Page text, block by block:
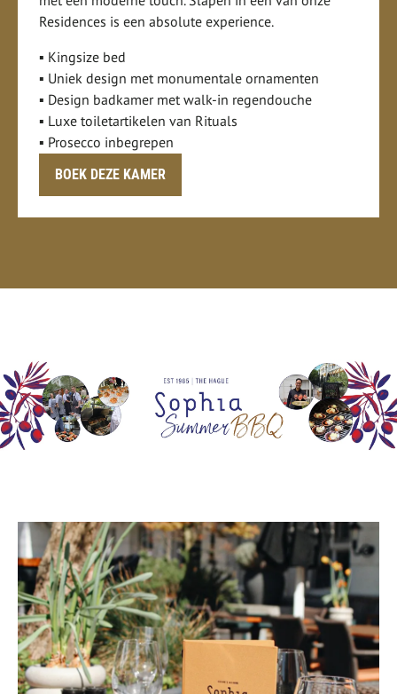
Residences is een absolute experience.
▪ Kingsize bed
▪ Uniek design met monumentale ornamenten
▪ Design badkamer met walk-in regendouche
▪ Luxe toiletartikelen van Rituals
▪ Prosecco inbegrepen
BOEK DEZE KAMER